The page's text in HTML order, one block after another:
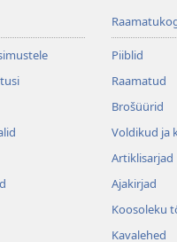
Piiblid
Raamatud
Brošüürid
Voldikud ja
Artiklisarjad
Ajakirjad
Koosoleku
Kavalehed